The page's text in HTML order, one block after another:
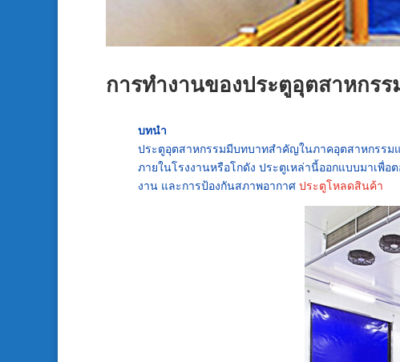
การทำงานของประตูอุตสาหกรร
บทนำ
ประตูอุตสาหกรรมมีบทบาทสำคัญในภาคอุตสาหกรรม
ภายในโรงงานหรือโกดัง ประตูเหล่านี้ออกแบบมาเพื่
งาน และการป้องกันสภาพอากาศ ประตูโหลดสินค้า